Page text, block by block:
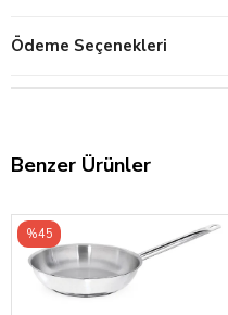
Ödeme Seçenekleri
Benzer Ürünler
%45